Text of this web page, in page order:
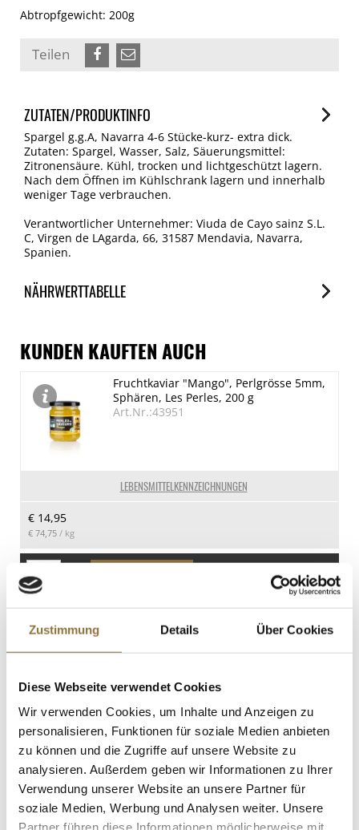
Zustimmung Details Über Cookies
Diese Webseite verwendet Cookies
Wir verwenden Cookies, um Inhalte und Anzeigen zu
personalisieren, Funktionen für soziale Medien anbieten
zu können und die Zugriffe auf unsere Website zu
analysieren. Außerdem geben wir Informationen zu Ihrer
Verwendung unserer Website an unsere Partner für
soziale Medien, Werbung und Analysen weiter. Unsere
Partner führen diese Informationen möglicherweise mit
Abtropfgewicht: 200g
Teilen
ZUTATEN/PRODUKTINFO
Spargel g.g.A, Navarra 4-6 Stücke-kurz- extra dick.
Zutaten: Spargel, Wasser, Salz, Säuerungsmittel:
Zitronensäure. Kühl, trocken und lichtgeschützt lagern.
Nach dem Öffnen im Kühlschrank lagern und innerhalb
weniger Tage verbrauchen.
Verantwortlicher Unternehmer: Viuda de Cayo sainz S.L.
C, Virgen de LAgarda, 66, 31587 Mendavia, Navarra,
Spanien.
NÄHRWERTTABELLE
je 100g
Brennwert
76 kJ/18 kcal
Fett
0.3 g
davon gesättigte Fettsäuren
1.8 g
1.1 g
Eiweiß
1.3 g
Salz
1 g
KUNDEN KAUFTEN AUCH
LEBENSMITTELKENNZEICHNUNGEN
Fruchtkaviar "Mango", Perlgrösse 5mm,
Sphären, Les Perles, 200 g
Art.Nr.:43951
€ 14,95
€ 74,75 / kg
St.
LEBENSMITTELKENNZEICHNUNGEN
Weinessig Riesling Auslese, 6% Säure,
€ 25,95
St.